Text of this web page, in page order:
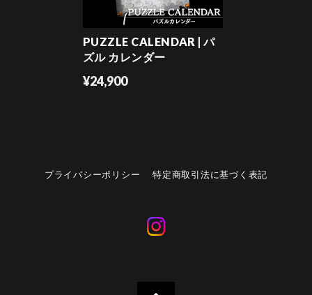
PUZZLE CALENDAR | パ
ズル カレンダー
¥24,900
プライバシーポリシー 特定商取引法に基づく表記